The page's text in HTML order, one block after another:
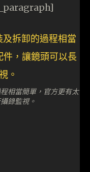
相當簡單，官方更有太
錄監視。